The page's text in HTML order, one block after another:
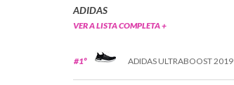
ADIDAS
VER A LISTA COMPLETA +
#1º ADIDAS ULTRABOOST 2019